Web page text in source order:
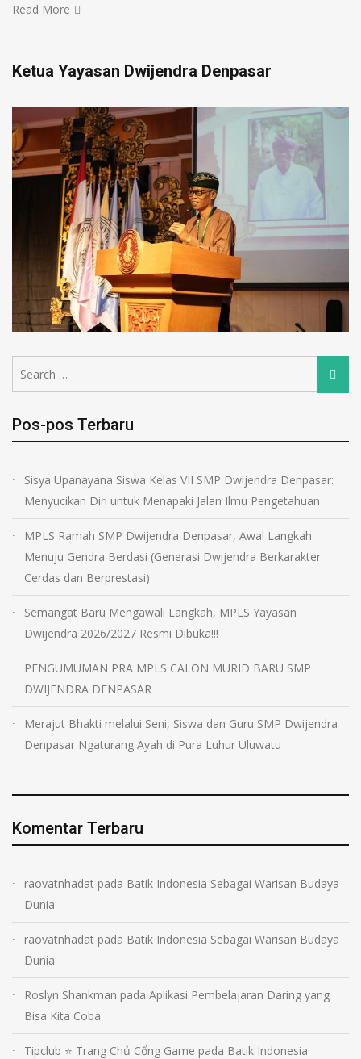
Read More
Ketua Yayasan Dwijendra Denpasar
Pos-pos Terbaru
Sisya Upanayana Siswa Kelas VII SMP Dwijendra Denpasar:
Menyucikan Diri untuk Menapaki Jalan Ilmu Pengetahuan
MPLS Ramah SMP Dwijendra Denpasar, Awal Langkah
Menuju Gendra Berdasi (Generasi Dwijendra Berkarakter
Cerdas dan Berprestasi)
Semangat Baru Mengawali Langkah, MPLS Yayasan
Dwijendra 2026/2027 Resmi Dibuka!!!
PENGUMUMAN PRA MPLS CALON MURID BARU SMP
DWIJENDRA DENPASAR
Merajut Bhakti melalui Seni, Siswa dan Guru SMP Dwijendra
Denpasar Ngaturang Ayah di Pura Luhur Uluwatu
Komentar Terbaru
raovatnhadat pada Batik Indonesia Sebagai Warisan Budaya
Dunia
raovatnhadat pada Batik Indonesia Sebagai Warisan Budaya
Dunia
Roslyn Shankman pada Aplikasi Pembelajaran Daring yang
Bisa Kita Coba
Tipclub ⭐ Trang Chủ Cổng Game pada Batik Indonesia